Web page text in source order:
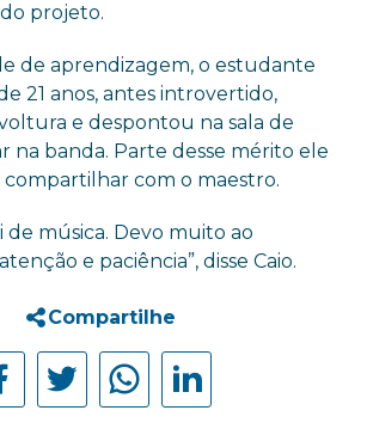
projeto.
de aprendizagem, o estudante
21 anos, antes introvertido,
e despontou na sala de
na banda. Parte desse mérito ele
com o maestro.
de música. Devo muito ao
e paciência”, disse Caio.
Compartilhe